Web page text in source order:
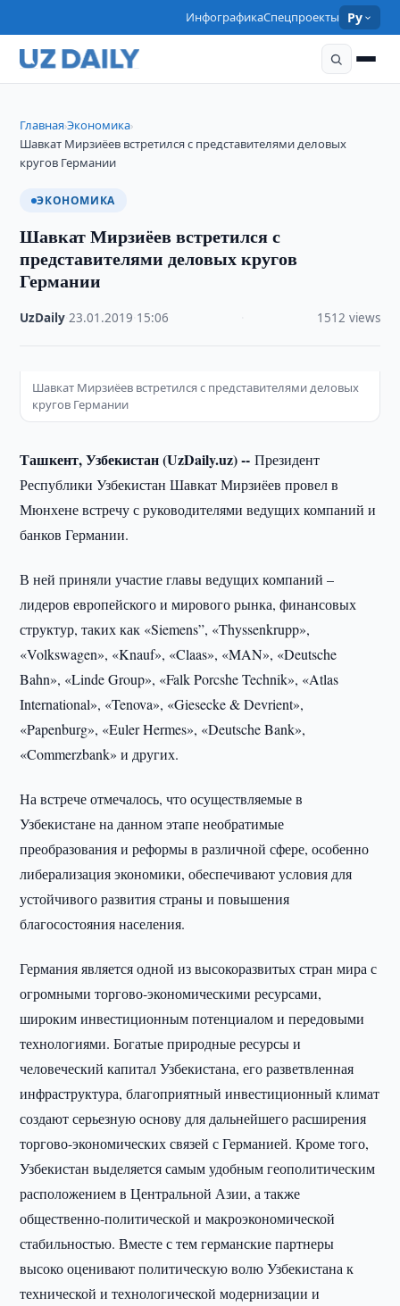
ИнфографикаСпецпроекты Ру
Главная›Экономика›
Шавкат Мирзиёев встретился с представителями деловых
кругов Германии
ЭКОНОМИКА
Шавкат Мирзиёев встретился с
представителями деловых кругов
Германии
UzDaily ·23.01.2019 15:06 1512 views
Шавкат Мирзиёев встретился с представителями деловых
кругов Германии
Ташкент, Узбекистан (UzDaily.uz) --Президент
Республики Узбекистан Шавкат Мирзиёев провел в
Мюнхене встречу с руководителями ведущих компаний и
банков Германии.
В ней приняли участие главы ведущих компаний –
лидеров европейского и мирового рынка, финансовых
структур, таких как «Siemens”, «Thyssenkrupp»,
«Volkswagen», «Knauf», «Claas», «MAN», «Deutsche
Bahn», «Linde Group», «Falk Porcshe Technik», «Atlas
International», «Tenova», «Giesecke & Devrient»,
«Papenburg», «Euler Hermes», «Deutsche Bank»,
«Commerzbank» и других.
На встрече отмечалось, что осуществляемые в
Узбекистане на данном этапе необратимые
преобразования и реформы в различной сфере, особенно
либерализация экономики, обеспечивают условия для
устойчивого развития страны и повышения
благосостояния населения.
Германия является одной из высокоразвитых стран мира с
огромными торгово-экономическими ресурсами,
широким инвестиционным потенциалом и передовыми
технологиями. Богатые природные ресурсы и
человеческий капитал Узбекистана, его разветвленная
инфраструктура, благоприятный инвестиционный климат
создают серьезную основу для дальнейшего расширения
торгово-экономических связей с Германией. Кроме того,
Узбекистан выделяется самым удобным геополитическим
расположением в Центральной Азии, а также
общественно-политической и макроэкономической
стабильностью. Вместе с тем германские партнеры
высоко оценивают политическую волю Узбекистана к
технической и технологической модернизации и